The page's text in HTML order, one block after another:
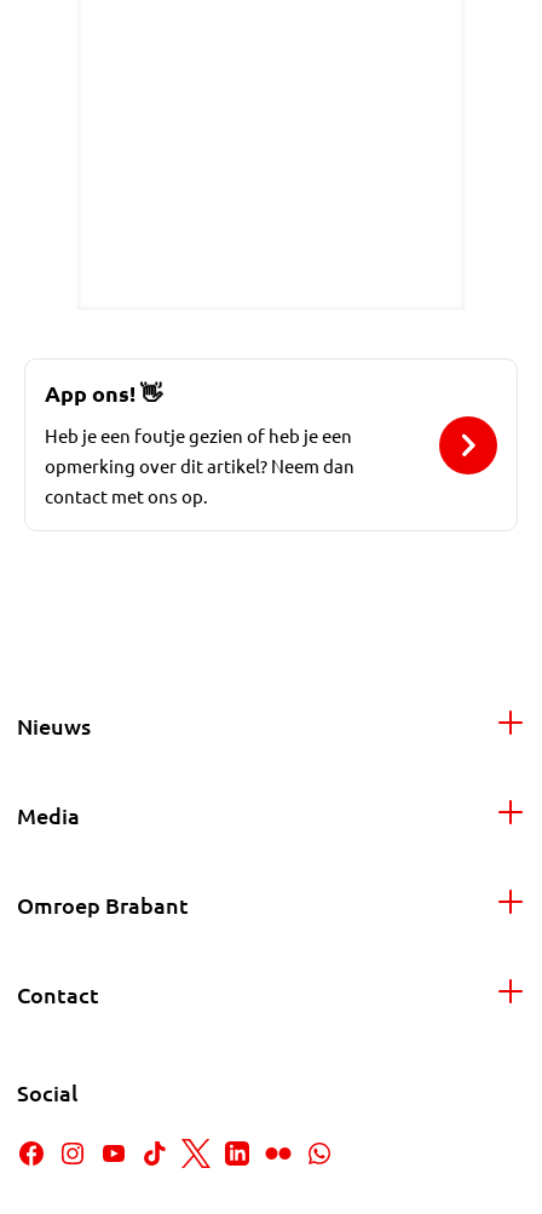
App ons!👋
Heb je een foutje gezien of heb je een
opmerking over dit artikel? Neem dan
contact met ons op.
Nieuws
Media
Omroep Brabant
Contact
Social